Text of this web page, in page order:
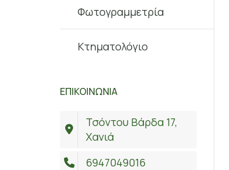
Φωτογραμμετρία
Κτηματολόγιο
ΕΠΙΚΟΙΝΩΝΙΑ
Τσόντου Βάρδα 17,
Χανιά
6947049016